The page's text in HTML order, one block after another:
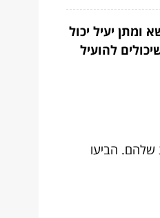
יעיל יכול
להועיל
שלהם. הביעו